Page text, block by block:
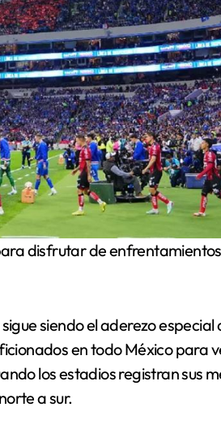
disfrutar de
siendo el aderezo
en todo México para
los estadios registran sus
a sur.